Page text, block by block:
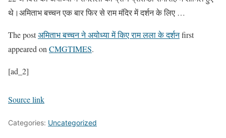
थे।अमिताभ बच्चन एक बार फिर से राम मंदिर में दर्शन के लिए …
The postअमिताभ बच्चन ने अयोध्या में किए राम लला के दर्शनfirst
appeared onCMGTIMES.
[ad_2]
Source link
Categories: Uncategorized